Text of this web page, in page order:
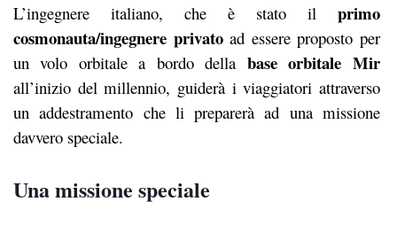
L’ingegnere italiano, che è stato il primo
cosmonauta/ingegnere privatoad essere proposto per
un volo orbitale a bordo della base orbitale Mir
all’inizio del millennio, guiderà i viaggiatori attraverso
un addestramento che li preparerà ad una missione
davvero speciale.
Una missione speciale